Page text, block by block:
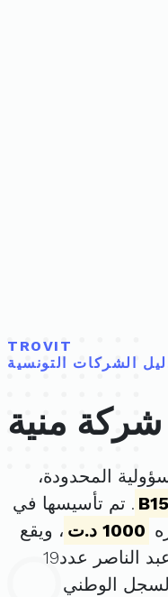
TROVIT
الشركات التونسية
شركة منية
المحدودة،
. تم تأسيسها في
1000 د.ت
، ويقع
مقرها الرئيسي في نهج جمال عبد الناصر عدد19
الوطني